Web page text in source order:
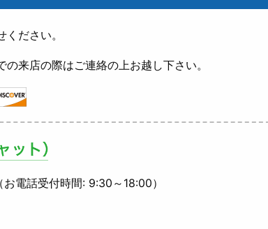
ださい。
来店の際はご連絡の上お越し下さい。
（お電話受付時間: 9:30～18:00）